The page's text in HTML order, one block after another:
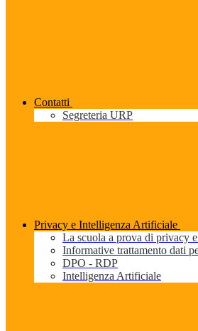
Contatti
Segreteria URP
Privacy e Intelligenza Artificiale
La scuola a prova di privacy
Informative trattamento dati
DPO - RDP
Intelligenza Artificiale